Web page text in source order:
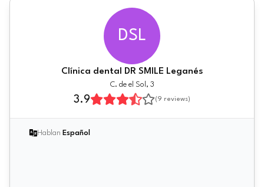
DSL
Clínica dental DR SMILE Leganés
C. de el Sol, 3
3.9 (9 reviews)
Hablan Español